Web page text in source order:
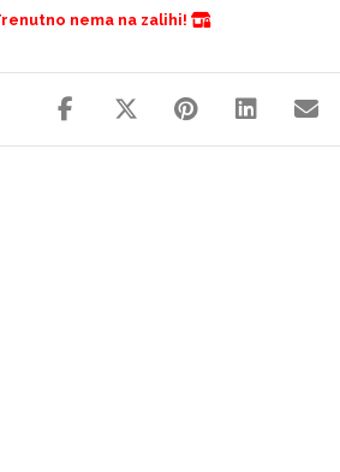
nema na zalihi!